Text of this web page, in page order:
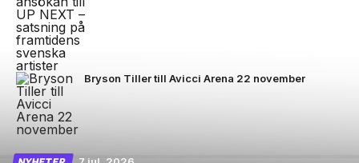
Bryson Tiller till Avicci Arena 22 november